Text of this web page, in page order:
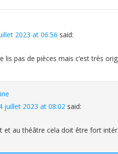
2023 at 06:56 said:
lis pas de pièces mais c’est très
juillet 2023 at 08:02 said:
et au théâtre cela doit être fort